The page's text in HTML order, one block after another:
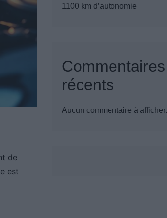
de
est
1100 km d’autonomie
Commentaires
récents
Aucun commentaire à afficher.